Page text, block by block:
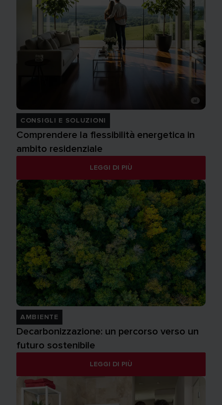
CONSIGLI E SOLUZIONI
Comprendere la flessibilità energetica in
ambito residenziale
LEGGI DI PIÙ
AMBIENTE
Decarbonizzazione: un percorso verso un
futuro sostenibile
LEGGI DI PIÙ